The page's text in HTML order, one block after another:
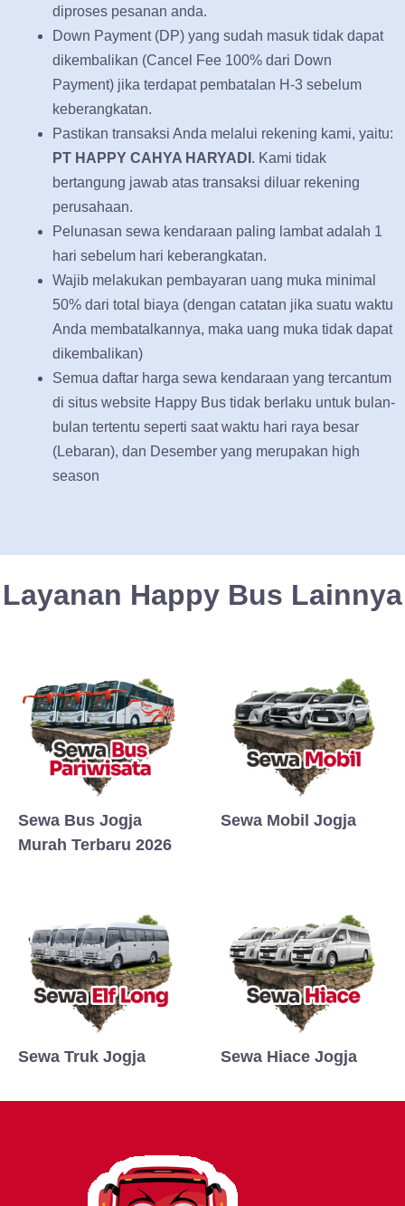
diproses pesanan anda.
Down Payment (DP) yang sudah masuk tidak dapat
dikembalikan (Cancel Fee 100% dari Down
Payment) jika terdapat pembatalan H-3 sebelum
keberangkatan.
Pastikan transaksi Anda melalui rekening kami, yaitu:
PT HAPPY CAHYA HARYADI . Kami tidak
bertangung jawab atas transaksi diluar rekening
perusahaan.
Pelunasan sewa kendaraan paling lambat adalah 1
hari sebelum hari keberangkatan.
Wajib melakukan pembayaran uang muka minimal
50% dari total biaya (dengan catatan jika suatu waktu
Anda membatalkannya, maka uang muka tidak dapat
dikembalikan)
Semua daftar harga sewa kendaraan yang tercantum
di situs website Happy Bus tidak berlaku untuk bulan-
bulan tertentu seperti saat waktu hari raya besar
(Lebaran), dan Desember yang merupakan high
season
Layanan Happy Bus Lainnya
Sewa Bus Jogja
Murah Terbaru 2026
Sewa Mobil Jogja
Sewa Truk Jogja Sewa Hiace Jogja